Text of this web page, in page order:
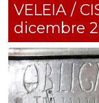
VELEIA /
dicembre